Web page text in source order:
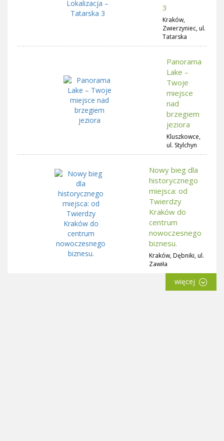
3
Kraków,
Zwierzyniec, ul.
Tatarska
Panorama
Lake –
Twoje
miejsce
nad
brzegiem
jeziora
Kluszkowce,
ul. Stylchyn
Nowy bieg dla
historycznego
miejsca: od
Twierdzy
Kraków do
centrum
nowoczesnego
biznesu.
Kraków, Dębniki, ul.
Zawiła
więcej